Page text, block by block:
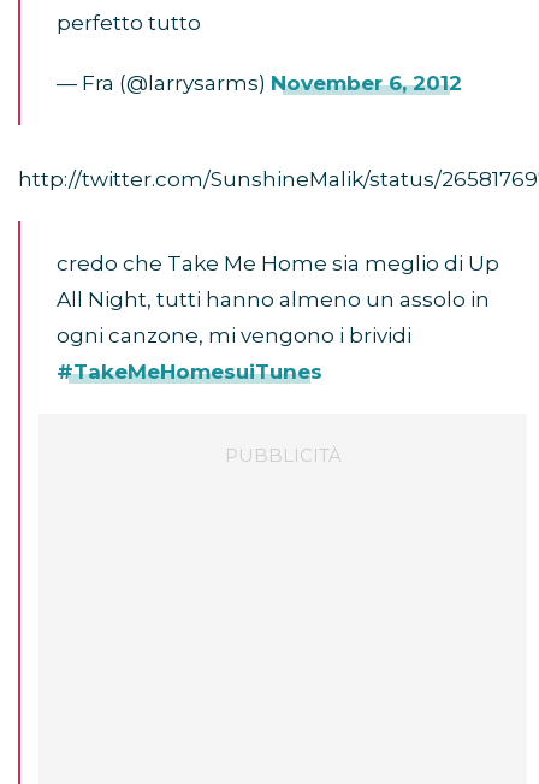
perfetto tutto
— Fra (@larrysarms) November 6, 2012
http://twitter.com/SunshineMalik/status/
credo che Take Me Home sia meglio di Up
All Night, tutti hanno almeno un assolo in
ogni canzone, mi vengono i brividi
#TakeMeHomesuiTunes